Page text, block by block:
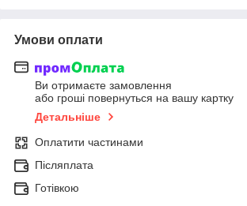
Умови оплати
Ви отримаєте замовлення
або гроші повернуться на вашу картку
Детальніше
Оплатити частинами
Післяплата
Готівкою